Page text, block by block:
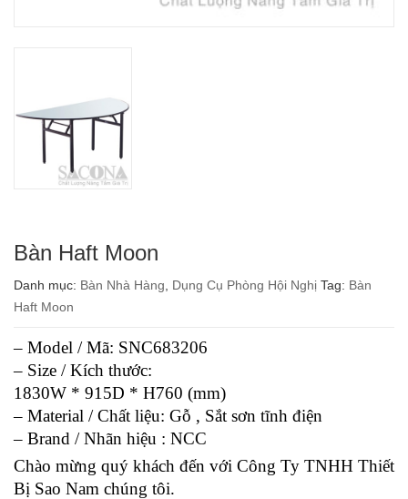
Bàn Haft Moon
Danh mục: Bàn Nhà Hàng Dụng Cụ Phòng Hội Nghị Tag: Bàn
Haft Moon
– Model / Mã: SNC683206
– Size / Kích thước:
1830W * 915D * H760 (mm)
– Material / Chất liệu: Gỗ , Sắt sơn tĩnh điện
– Brand / Nhãn hiệu : NCC
Chào mừng quý khách đến với Công Ty TNHH Thiết
Bị Sao Nam chúng tôi.